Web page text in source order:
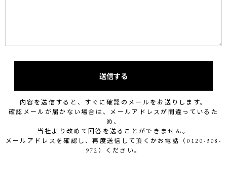
送信する
内容を送信すると、すぐに確認のメールをお送りします。
確認メールが届かない場合は、メールアドレスが間違っているた
め、
当社より改めて回答を送ることができません。
メールアドレスを確認し、再度送信して頂くかお電話（0120-308-
972）ください。